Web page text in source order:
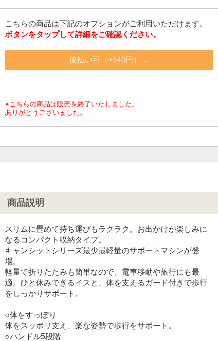
こちらの商品は下記のオプションがご利用いただけます。
ボタンをタップして詳細をご確認ください。
後払い可（+540円）→
※こちらの商品は販売を終了いたしました。
ありがとうございました。
商品説明
スリムに畳めて持ち運びもラクラク。お出かけが楽しみに
なるコンパクト収納タイプ。
キャンシットシリーズ最少最軽量のサポートマシンが登
場。
軽量で折りたたみも簡単なので、電車移動や旅行にも最
適。ひと休みできるイスと、体を支えるガード付きで歩行
をしっかりサポート。
○体をすっぽり
体をスッポリ支え、楽な姿勢で歩行をサポート。
○ハンドル5段階